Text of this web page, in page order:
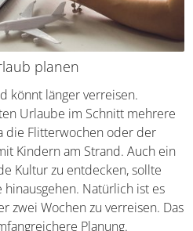
planen
könnt länger verreisen.
Urlaube im Schnitt
so etwa die Flitterwochen
mit Kindern am
und eine fremde Kultur zu